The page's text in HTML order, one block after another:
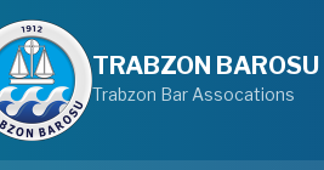
TRABZON BAROSU
Trabzon Bar Assocations